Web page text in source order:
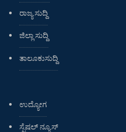
ರಾಜ್ಯ ಸುದ್ದಿ
ಜಿಲ್ಲಾ ಸುದ್ದಿ
ತಾಲೂಕುಸುದ್ದಿ
ಉದ್ಯೋಗ
ಸ್ಪೆಷಲ್ ನ್ಯೂಸ್